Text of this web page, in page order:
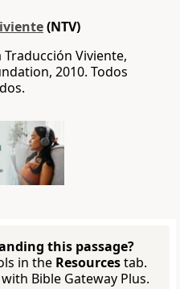
(NTV)
Traducción Viviente,
2010. Todos
this passage?
in the Resourcestab.
with Bible Gateway Plus.